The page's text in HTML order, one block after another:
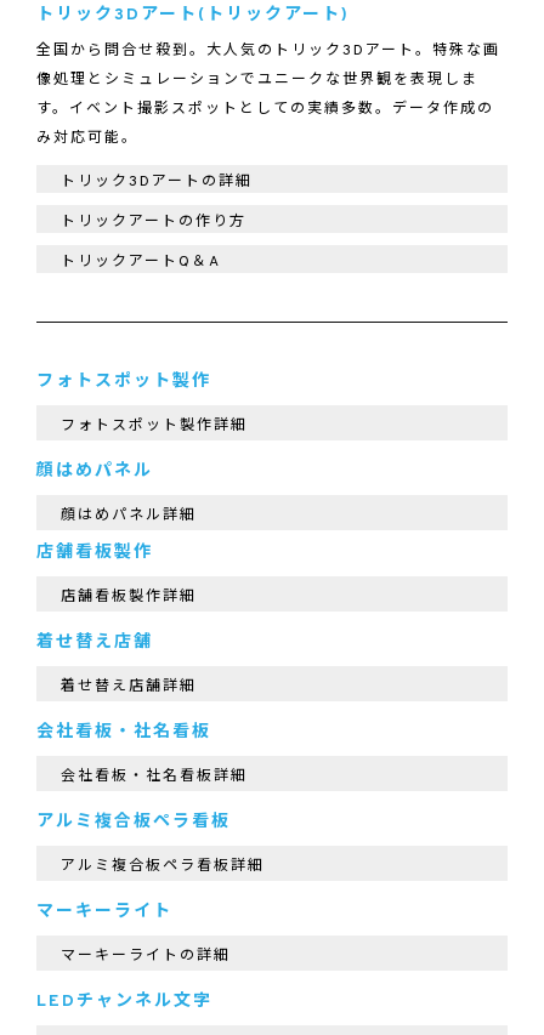
トリック3Dアート(トリックアート)
全国から問合せ殺到。大人気のトリック3Dアート。特殊な画
像処理とシミュレーションでユニークな世界観を表現しま
す。イベント撮影スポットとしての実績多数。データ作成の
み対応可能。
トリック3Dアートの詳細
トリックアートの作り方
トリックアートQ＆A
フォトスポット製作
フォトスポット製作詳細
顔はめパネル
顔はめパネル詳細
店舗看板製作
店舗看板製作詳細
着せ替え店舗
着せ替え店舗詳細
会社看板・社名看板
会社看板・社名看板詳細
アルミ複合板ペラ看板
アルミ複合板ペラ看板詳細
マーキーライト
マーキーライトの詳細
LEDチャンネル文字